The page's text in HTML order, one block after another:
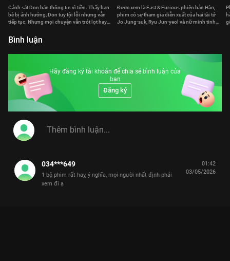
Cảnh sát Don bán thông tin vì tiền. Thấy bạn
bè bị ảnh hưởng, Don tuy tội lỗi nhưng vẫn
tiếp tục. Nhưng mọi chuyện vẫn trót lọt hay
Được xem là Fast & Furious phiên bản Hàn,
phim có sự tham gia diễn xuất của hai tài tử
Jo Jung-suk, Ryu Jun-yeol và nữ minh tinh
Bình luận
Hãy đăng ký tài khoản để chia sẻ bình luận của
bạn
Đăng ký
034***649
1 bộ phim rất hay, ý nghĩa, mọi người nhất định phải
xem đi ạ
01:42
03/05/2026